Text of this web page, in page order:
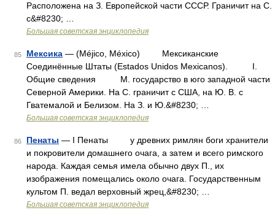
Расположена на З. Европейской части СССР. Граничит на С.
с&#8230; …
Большая советская энциклопедия
85 Мексика — (Méjico, México) Мексиканские
Соединённые Штаты (Estados Unidos Mexicanos). I.
Общие сведения М. государство в юго западной части
Северной Америки. На С. граничит с США, на Ю. В. с
Гватемалой и Белизом. На З. и Ю.&#8230; …
Большая советская энциклопедия
86 Пенаты — I Пенаты у древних римлян боги хранители
и покровители домашнего очага, а затем и всего римского
народа. Каждая семья имела обычно двух П., их
изображения помещались около очага. Государственным
культом П. ведал верховный жрец,&#8230; …
Большая советская энциклопедия